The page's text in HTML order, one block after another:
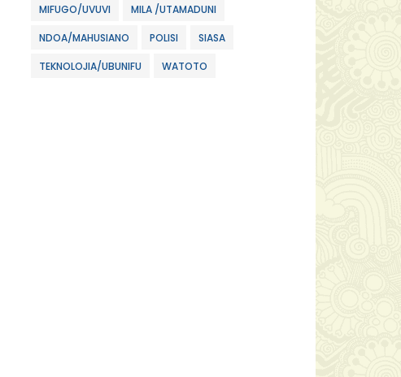
MIFUGO/UVUVI MILA /UTAMADUNI
NDOA/MAHUSIANO POLISI SIASA
TEKNOLOJIA/UBUNIFU WATOTO